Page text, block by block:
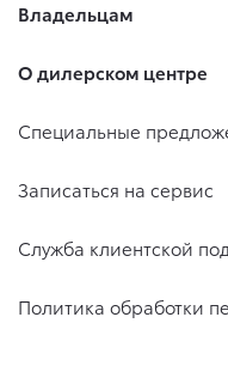
Владельцам
О дилерском центре
Специальные
Записаться на сервис
Служба клиентской
Политика обработки